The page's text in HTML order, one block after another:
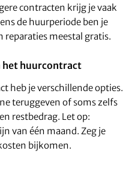
contracten krijg je vaak
de huurperiode ben je
reparaties meestal gratis.
het huurcontract
heb je verschillende opties.
teruggeven of soms zelfs
restbedrag. Let op:
van één maand. Zeg je
bijkomen.